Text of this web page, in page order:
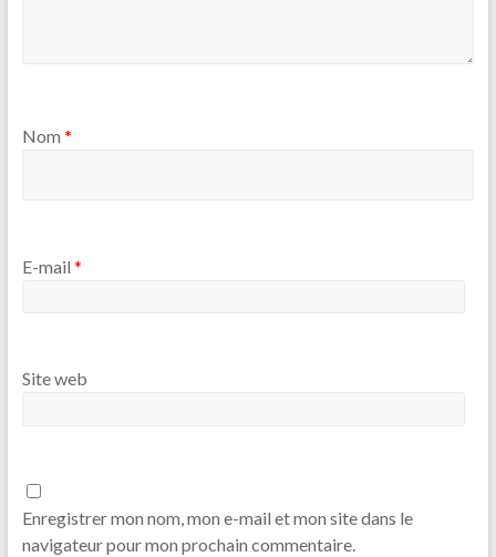
Nom *
E-mail *
Site web
Enregistrer mon nom, mon e-mail et mon site dans le
navigateur pour mon prochain commentaire.